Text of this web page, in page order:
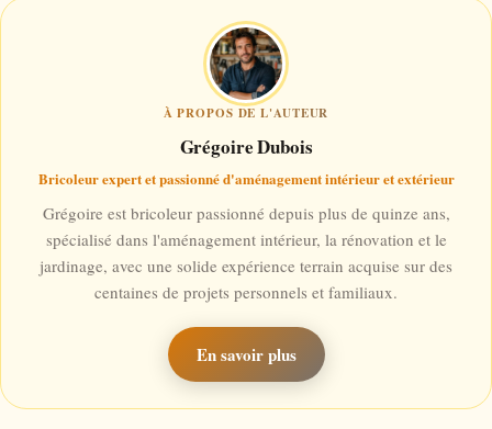
À PROPOS DE L'AUTEUR
Grégoire Dubois
Bricoleur expert et passionné d'aménagement intérieur et extérieur
Grégoire est bricoleur passionné depuis plus de quinze ans,
spécialisé dans l'aménagement intérieur, la rénovation et le
jardinage, avec une solide expérience terrain acquise sur des
centaines de projets personnels et familiaux.
En savoir plus